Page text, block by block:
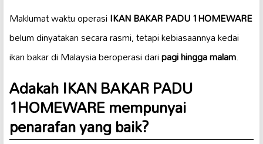
Maklumat waktu operasiIKAN BAKAR PADU 1HOMEWARE
belum dinyatakan secara rasmi, tetapi kebiasaannya kedai
ikan bakar di Malaysia beroperasi daripagi hingga malam.
Adakah IKAN BAKAR PADU
1HOMEWARE mempunyai
penarafan yang baik?